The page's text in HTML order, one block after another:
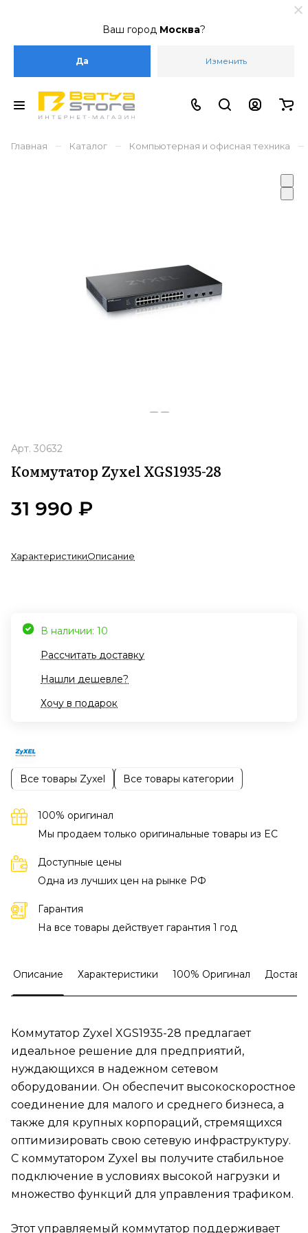
Ваш город Москва?
Да Изменить
Главная – Каталог – Компьютерная и офисная техника –
Арт. 30632
Коммутатор Zyxel XGS1935-28
31 990 ₽
ХарактеристикиОписание
В наличии: 10
Рассчитать доставку
Нашли дешевле?
Хочу в подарок
Все товары Zyxel Все товары категории
100% оригинал
Мы продаем только оригинальные товары из EC
Доступные цены
Одна из лучших цен на рынке РФ
Гарантия
На все товары действует гарантия 1 год
Описание Характеристики 100% Оригинал
Коммутатор Zyxel XGS1935-28 предлагает
идеальное решение для предприятий,
нуждающихся в надежном сетевом
оборудовании. Он обеспечит высокоскоростное
соединение для малого и среднего бизнеса, а
также для крупных корпораций, стремящихся
оптимизировать свою сетевую инфраструктуру.
С коммутатором Zyxel вы получите стабильное
подключение в условиях высокой нагрузки и
множество функций для управления трафиком.
Этот управляемый коммутатор поддерживает